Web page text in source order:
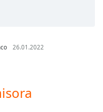
26.01.2022